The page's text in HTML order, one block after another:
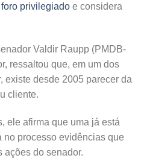
privilegiado e considera
Valdir Raupp (PMDB-
ressaltou que, em um dos
existe desde 2005 parecer da
cliente.
ele afirma que uma já está
no processo evidências que
ações do senador.